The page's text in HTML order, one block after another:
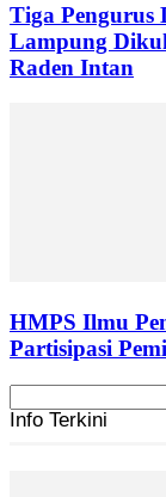
Tiga Pengurus
Lampung
Raden Intan
HMPS Ilmu
Partisipasi
Info Terkini